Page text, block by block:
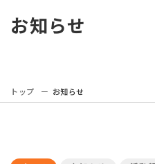
お知らせ
トップ お知らせ